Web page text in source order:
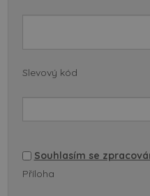
Slevový kód
Souhlasím se
Příloha